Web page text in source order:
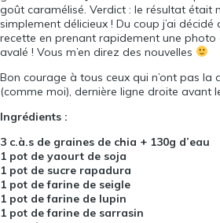
goût caramélisé. Verdict : le résultat était
simplement délicieux ! Du coup j’ai
recette en prenant rapidement une photo
avalé ! Vous m’en direz des nouvelles
Bon courage à tous ceux qui n’ont pas la
(comme moi), dernière ligne droite avant
Ingrédients :
3 c.à.s de graines de chia + 130g d’eau
1 pot de yaourt de soja
1 pot de sucre rapadura
1 pot de farine de seigle
1 pot de farine de lupin
1 pot de farine de sarrasin